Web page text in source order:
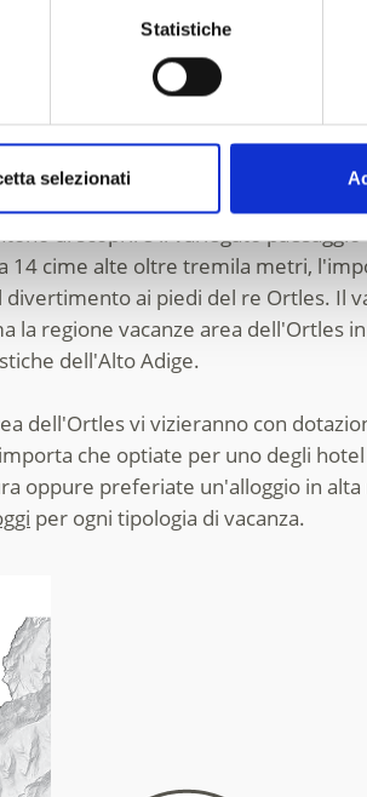
Statistiche
selezionati
solo il paradiso per sciatori ,
si trovano alcuni dei migliori
escursionisti sulle ciaspole
paesaggio invernale.
di scoprire il variegato
14 cime alte oltre tremila metri,
ai piedi del re Ortles. Il
regione vacanze area dell'Ortles
dell'Alto Adige.
dell'Ortles vi vizieranno con
che optiate per uno degli
oppure preferiate un'alloggio in alta
per ogni tipologia di vacanza.